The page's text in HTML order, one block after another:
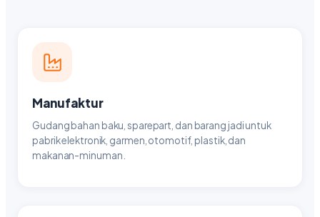
Manufaktur
Gudang bahan baku, sparepart, dan barang jadi untuk
pabrik elektronik, garmen, otomotif, plastik, dan
makanan-minuman.